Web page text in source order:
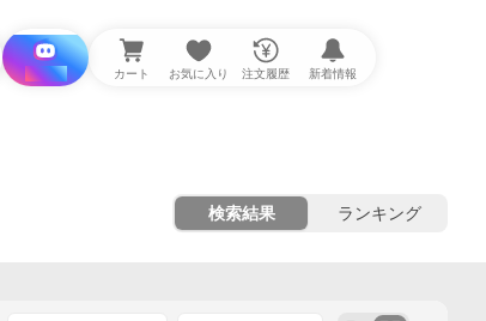
i と探す カート お気に入り 注文履歴 新着情報
検索結果 ランキング